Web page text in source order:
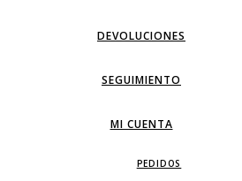
DEVOLUCIONES
SEGUIMIENTO
MI CUENTA
PEDIDOS